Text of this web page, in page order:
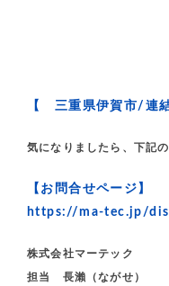
【 三重県伊賀市/連
気になりましたら、下記
【お問合せページ】
https://ma-tec.jp/
株式会社マーテック
担当 長瀨（ながせ）